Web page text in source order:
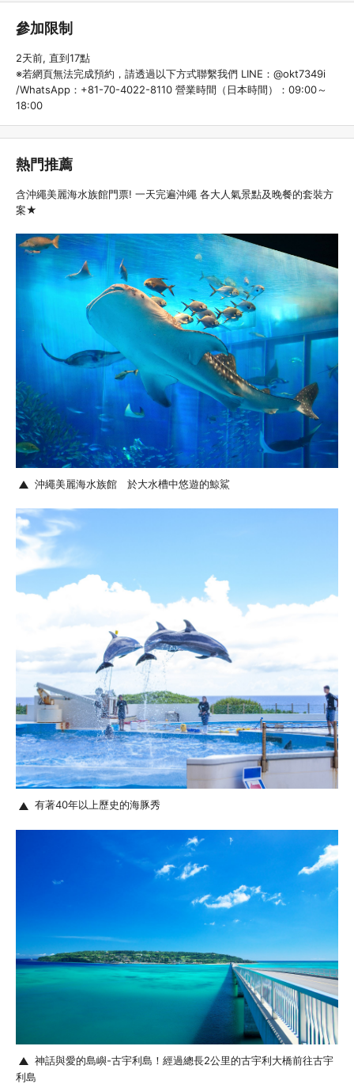
參加限制
2天前, 直到17點
※若網頁無法完成預約，請透過以下方式聯繫我們 LINE：@okt7349i
/WhatsApp：+81-70-4022-8110 營業時間（日本時間）：09:00～
18:00
熱門推薦
含沖繩美麗海水族館門票! 一天完遍沖繩 各大人氣景點及晚餐的套裝方
案★
沖繩美麗海水族館 於大水槽中悠遊的鯨鯊
有著40年以上歷史的海豚秀
神話與愛的島嶼-古宇利島！經過總長2公里的古宇利大橋前往古宇
利島